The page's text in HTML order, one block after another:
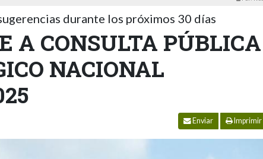
durante los próximos 30 días
A CONSULTA PÚBLICA
NACIONAL
Enviar Imprimir